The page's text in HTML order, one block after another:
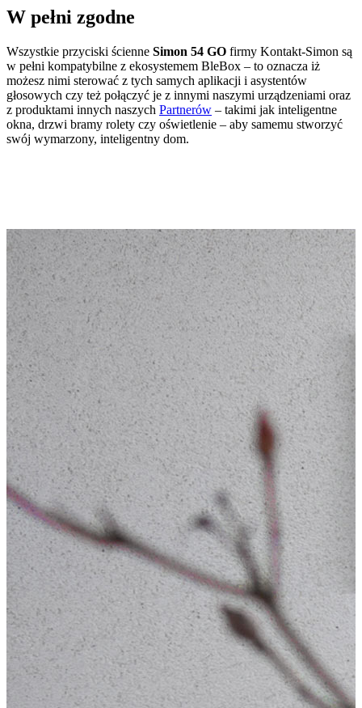
W pełni zgodne
Wszystkie przyciski ścienne Simon 54 GO firmy Kontakt-Simon są
w pełni kompatybilne z ekosystemem BleBox – to oznacza iż
możesz nimi sterować z tych samych aplikacji i asystentów
głosowych czy też połączyć je z innymi naszymi urządzeniami oraz
z produktami innych naszych Partnerów – takimi jak inteligentne
okna, drzwi bramy rolety czy oświetlenie – aby samemu stworzyć
swój wymarzony, inteligentny dom.